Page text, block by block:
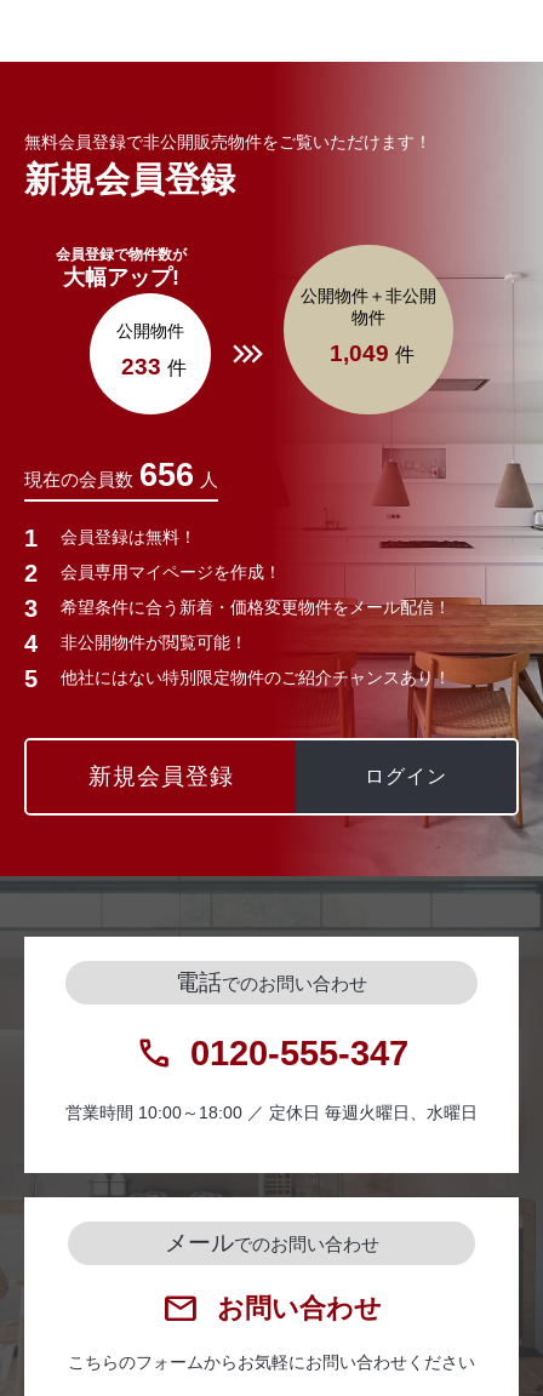
無料会員登録で非公開販売物件をご覧いただけます！
新規会員登録
会員登録で物件数が
大幅アップ!
公開物件
233 件
公開物件＋非公開
物件
1,049 件
現在の会員数 656 人
会員登録は無料！
会員専用マイページを作成！
希望条件に合う新着・価格変更物件をメール配信！
非公開物件が閲覧可能！
他社にはない特別限定物件のご紹介チャンスあり！
新規会員登録 ログイン
電話でのお問い合わせ
0120-555-347
営業時間 10:00～18:00 ／ 定休日 毎週火曜日、水曜日
メールでのお問い合わせ
お問い合わせ
こちらのフォームからお気軽にお問い合わせください